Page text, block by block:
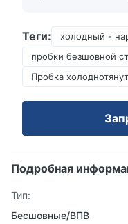
Теги:
холодный -
пробки безшовной
Пробка
Подробная
Тип:
Бесшовные/ВПВ